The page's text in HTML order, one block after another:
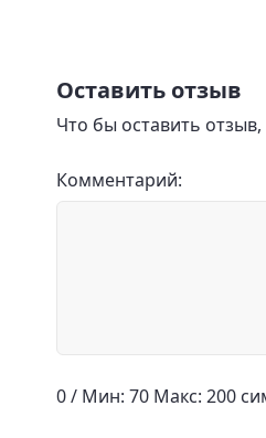
Оставить отзыв
Что бы оставить
Комментарий:
0 / Мин: 70 Макс: 200